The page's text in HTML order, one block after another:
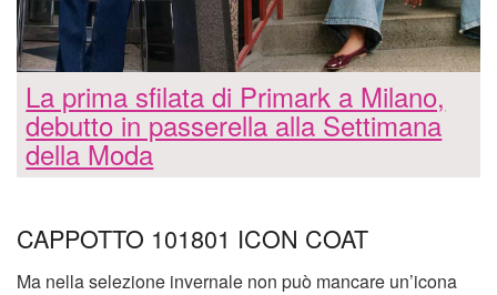
La prima sfilata di Primark a Milano,
debutto in passerella alla Settimana
della Moda
CAPPOTTO 101801 ICON COAT
Ma nella selezione invernale non può mancare un’icona